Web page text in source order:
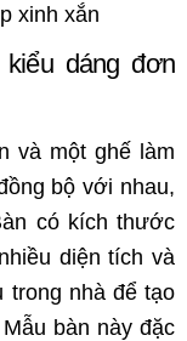
xinh xắn
dáng đơn
và một ghế làm
bộ với nhau,
có kích thước
diện tích và
trong nhà để tạo
bàn này đặc